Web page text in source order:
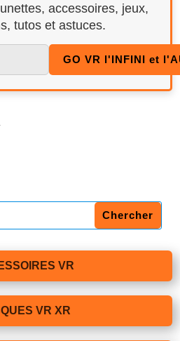
accessoires, jeux,
tutos et astuces.
VR
VR XR